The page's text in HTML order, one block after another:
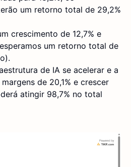
um retorno total de 29,2%
crescimento de 12,7% e
um retorno total de
de IA se acelerar e a
de 20,1% e crescer
atingir 98,7% no total